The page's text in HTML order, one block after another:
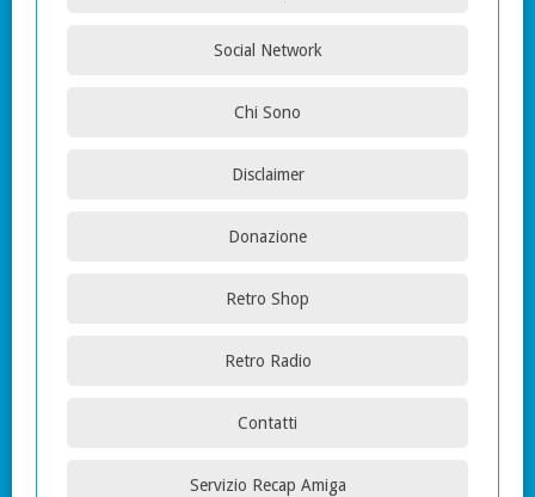
Social Network
Chi Sono
Disclaimer
Donazione
Retro Shop
Retro Radio
Contatti
Servizio Recap Amiga